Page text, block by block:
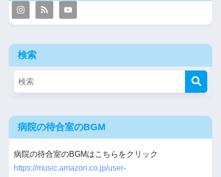
検索
病院の待合室のBGM
病院の待合室のBGMはこちらをクリック
https://music.amazon.co.jp/user-